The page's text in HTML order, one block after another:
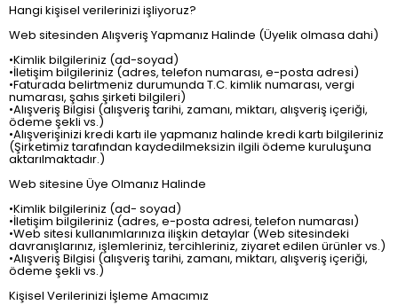
Hangi kişisel verilerinizi işliyoruz?
Web sitesinden Alışveriş Yapmanız Halinde (Üyelik olmasa dahi)
•Kimlik bilgileriniz (ad-soyad)
•İletişim bilgileriniz (adres, telefon numarası, e-posta adresi)
•Faturada belirtmeniz durumunda T.C. kimlik numarası, vergi
numarası, şahıs şirketi bilgileri)
•Alışveriş Bilgisi (alışveriş tarihi, zamanı, miktarı, alışveriş içeriği,
ödeme şekli vs.)
•Alışverişinizi kredi kartı ile yapmanız halinde kredi kartı bilgileriniz
(Şirketimiz tarafından kaydedilmeksizin ilgili ödeme kuruluşuna
aktarılmaktadır.)
Web sitesine Üye Olmanız Halinde
•Kimlik bilgileriniz (ad- soyad)
•İletişim bilgileriniz (adres, e-posta adresi, telefon numarası)
•Web sitesi kullanımlarınıza ilişkin detaylar (Web sitesindeki
davranışlarınız, işlemleriniz, tercihleriniz, ziyaret edilen ürünler vs.)
•Alışveriş Bilgisi (alışveriş tarihi, zamanı, miktarı, alışveriş içeriği,
ödeme şekli vs.)
Kişisel Verilerinizi İşleme Amacımız